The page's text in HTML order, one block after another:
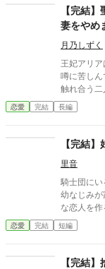
切り捨て
【完結
妻をやめ
月乃しずく
王妃アリ
噂に苦しん
触れ合う二人
ンは「国を
レナも王妃
に呆れま
あなたの
になったつ
ていき。
恋愛 完結 長編
【完結
里音
騎士団に
幼なじみ
な恋人を
た。 そん
ったからだ
婚約して6
恋愛 完結 短編
【完結